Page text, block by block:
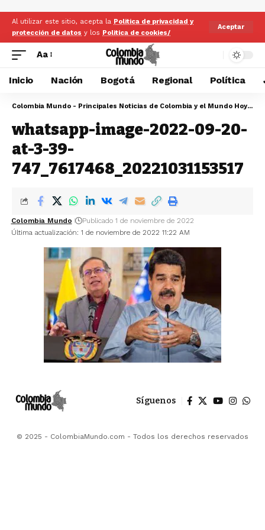
Al utilizar este sitio, acepta la Politica de privacidad y
protección de datos y los Politica de cookies/
Aceptar
Aa
Inicio Nación Bogotá Regional Política
Colombia Mundo - Principales Noticias de Colombia y el Mundo Hoy
>
whatsapp-image-2022-09-20-
at-3-39-
747_7617468_20221031153517
Última actualización: 1 de noviembre de 2022 11:22 AM
Colombia Mundo Publicado 1 de noviembre de 2022
Síguenos
© 2025 - ColombiaMundo.com - Todos los derechos reservados